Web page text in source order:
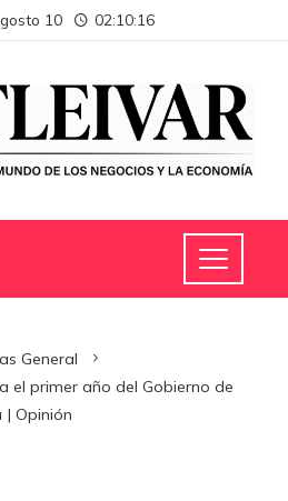
10 02:10:16
General
el primer año del Gobierno de
| Opinión